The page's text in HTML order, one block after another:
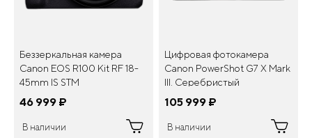
Беззеркальная камера
Canon EOS R100 Kit RF 18-
45mm IS STM
46 999 ¤
В наличии
Цифровая фотокамера
Canon PowerShot G7 X Mark
III. Серебристый
105 999 ¤
В наличии